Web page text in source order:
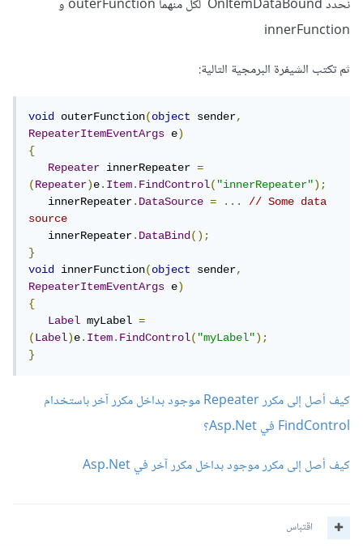
نحدد OnItemDataBound لكل منهما outerFunction و
innerFunction
ثم تكتب الشيفرة البرمجية التالية:
void outerFunction(object sender,
RepeaterItemEventArgs e)
{
Repeater innerRepeater =
(Repeater)e.Item.FindControl("innerRepeater");
   innerRepeater
.DataSource = ...
// Some data
source
   innerRepeater
.DataBind();
}
void innerFunction(object sender,
RepeaterItemEventArgs e)
{
Label myLabel =
(Label)e.Item.FindControl("myLabel");
}
كيف أصل إلى مكرر Repeater موجود بداخل مكرر آخر باستخدام
FindControl في Asp.Net؟
كيف أصل إلى مكرر موجود بداخل مكرر آخر في Asp.Net
اقتباس